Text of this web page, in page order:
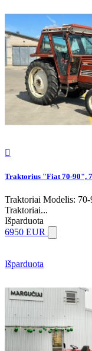

Traktorius "Fiat 70-90",
Traktoriai Modelis:
Traktoriai...
Išparduota
6950 EUR
Išparduota